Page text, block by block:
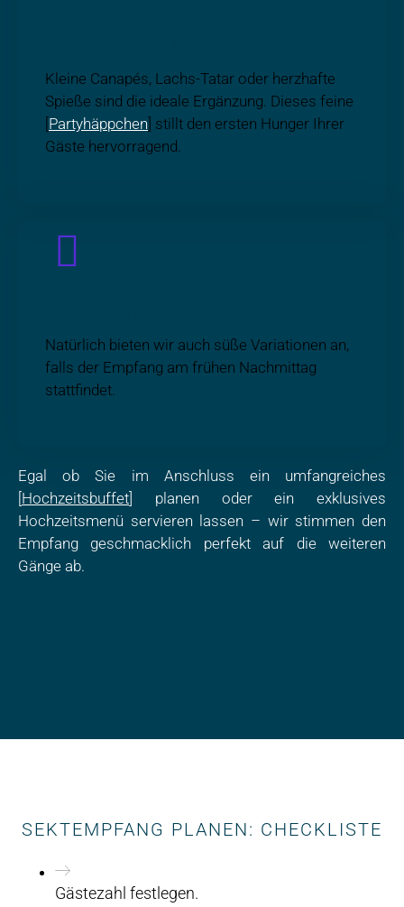
Kleine Canapés, Lachs-Tatar oder herzhafte
Spieße sind die ideale Ergänzung. Dieses feine
Partyhäppchen ] stillt den ersten Hunger Ihrer
Gäste hervorragend.
Natürlich bieten wir auch süße Variationen an,
falls der Empfang am frühen Nachmittag
stattfindet.
Egal ob Sie im Anschluss ein umfangreiches
Hochzeitsbuffet ] planen oder ein exklusives
Hochzeitsmenü servieren lassen – wir stimmen den
Empfang geschmacklich perfekt auf die weiteren
Gänge ab.
SEKTEMPFANG PLANEN: CHECKLISTE
Gästezahl festlegen.